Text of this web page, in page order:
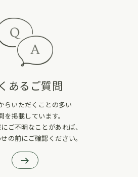
あるご質問
らいただくことの多い
を掲載しています。
ご不明なことがあれば、
の前にご確認ください。